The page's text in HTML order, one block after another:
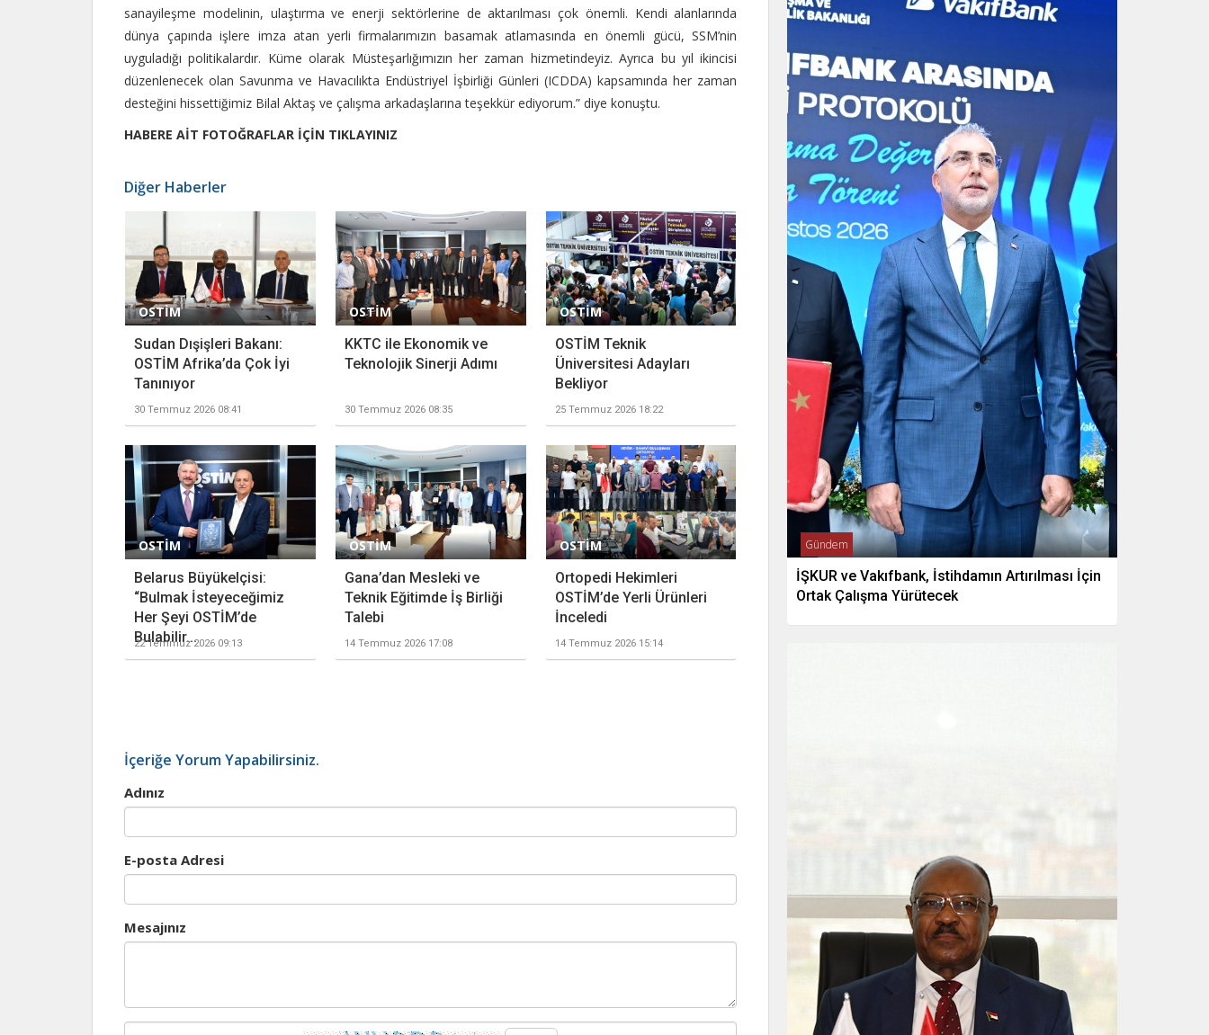
sanayileşme modelinin, ulaştırma ve enerji sektörlerine de aktarılması çok önemli. Kendi alanlarında
dünya çapında işlere imza atan yerli firmalarımızın basamak atlamasında en önemli gücü, SSM’nin
uyguladığı politikalardır. Küme olarak Müsteşarlığımızın her zaman hizmetindeyiz. Ayrıca bu yıl ikincisi
düzenlenecek olan Savunma ve Havacılıkta Endüstriyel İşbirliği Günleri (ICDDA) kapsamında her zaman
desteğini hissettiğimiz Bilal Aktaş ve çalışma arkadaşlarına teşekkür ediyorum.” diye konuştu.
HABERE AİT FOTOĞRAFLAR İÇİN TIKLAYINIZ
Diğer Haberler
OSTİM
Sudan Dışişleri Bakanı:
OSTİM Afrika’da Çok İyi
Tanınıyor
30 Temmuz 2026 08:41
OSTİM
KKTC ile Ekonomik ve
Teknolojik Sinerji Adımı
30 Temmuz 2026 08:35
OSTİM
OSTİM Teknik
Üniversitesi Adayları
Bekliyor
25 Temmuz 2026 18:22
OSTİM
Belarus Büyükelçisi:
“Bulmak İsteyeceğimiz
Her Şeyi OSTİM’de
Bulabilir...
22 Temmuz 2026 09:13
OSTİM
Gana’dan Mesleki ve
Teknik Eğitimde İş Birliği
Talebi
14 Temmuz 2026 17:08
OSTİM
Ortopedi Hekimleri
OSTİM’de Yerli Ürünleri
İnceledi
14 Temmuz 2026 15:14
İçeriğe Yorum Yapabilirsiniz.
Adınız
E-posta Adresi
Mesajınız
Gündem
İŞKUR ve Vakıfbank, İstihdamın Artırılması İçin
Ortak Çalışma Yürütecek